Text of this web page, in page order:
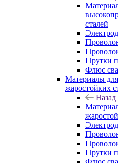
сталей
Прутки
Флюс
Материалы
жаростойких
Назад
Прутки